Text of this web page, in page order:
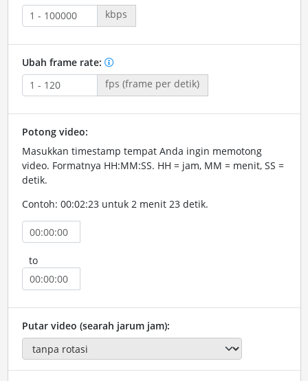
kbps
Ubah frame rate:
fps (frame per detik)
Potong video:
Masukkan timestamp tempat Anda ingin memotong
video. Formatnya HH:MM:SS. HH = jam, MM = menit, SS =
detik.
Contoh: 00:02:23 untuk 2 menit 23 detik.
to
Putar video (searah jarum jam):